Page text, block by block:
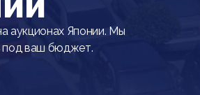
аукционах Японии. Мы
под ваш бюджет.